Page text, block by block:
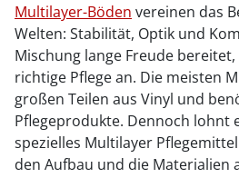
Multilayer-Böden vereinen das
Welten: Stabilität, Optik und
Mischung lange Freude
richtige Pflege an. Die meisten
großen Teilen aus Vinyl und
Pflegeprodukte. Dennoch lohnt
spezielles Multilayer
den Aufbau und die Materialien